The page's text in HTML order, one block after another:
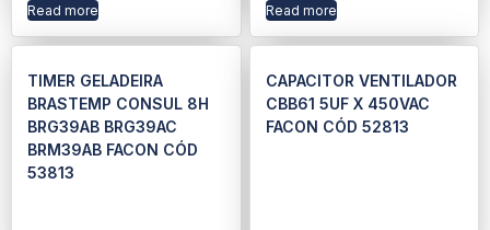
Read more Read more
TIMER GELADEIRA
BRASTEMP CONSUL 8H
BRG39AB BRG39AC
BRM39AB FACON CÓD
53813
CAPACITOR VENTILADOR
CBB61 5UF X 450VAC
FACON CÓD 52813